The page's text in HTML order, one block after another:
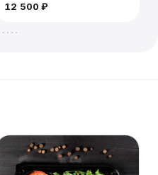
12 500 ₽